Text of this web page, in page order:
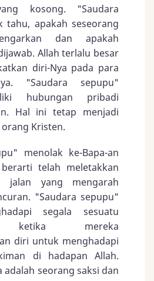
kosong. "Saudara
tahu, apakah seseorang
dan apakah
Allah terlalu besar
diri-Nya pada para
"Saudara sepupu"
hubungan pribadi
Hal ini tetap menjadi
Kristen.
menolak ke-Bapa-an
telah meletakkan
jalan yang mengarah
"Saudara sepupu"
segala sesuatu
ketika mereka
diri untuk menghadapi
di hadapan Allah.
adalah seorang saksi dan